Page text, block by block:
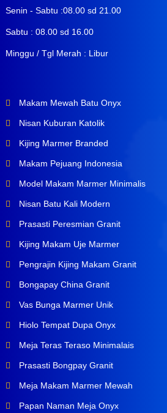
Senin - Sabtu :08.00 sd 21.00
Sabtu : 08.00 sd 16.00
Minggu / Tgl Merah : Libur
Makam Mewah Batu Onyx
Nisan Kuburan Katolik
Kijing Marmer Branded
Makam Pejuang Indonesia
Model Makam Marmer Minimalis
Nisan Batu Kali Modern
Prasasti Peresmian Granit
Kijing Makam Uje Marmer
Pengrajin Kijing Makam Granit
Bongapay China Granit
Vas Bunga Marmer Unik
Hiolo Tempat Dupa Onyx
Meja Teras Teraso Minimalais
Prasasti Bongpay Granit
Meja Makam Marmer Mewah
Papan Naman Meja Onyx